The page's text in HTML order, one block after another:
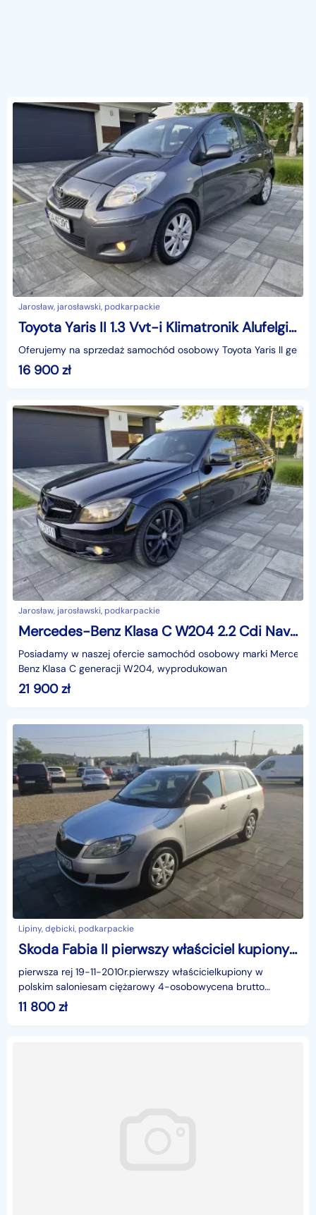
Jarosław, jarosławski, podkarpackie
Toyota Yaris II 1.3 Vvt-i Klimatronik Alufelgi 6 Biegów
Oferujemy na sprzedaż samochód osobowy Toyota Yaris II
16 900zł
Jarosław, jarosławski, podkarpackie
Mercedes-Benz Klasa C W204 2.2 Cdi Navi Skóra Alufelgi 6 Biegów
Posiadamy w naszej ofercie samochód osobowy marki
Benz Klasa C generacji W204, wyprodukowan
21 900zł
Lipiny, dębicki, podkarpackie
Skoda Fabia II pierwszy właściciel kupiony w polskim salonie
pierwsza rej 19-11-2010r.pierwszy właścicielkupiony w
polskim saloniesam ciężarowy 4-osobowycena brutto
11800zl
11 800zł